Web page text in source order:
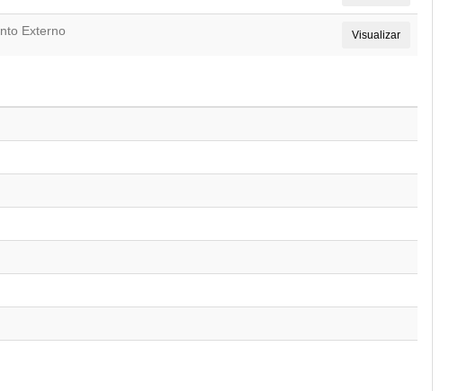
Externo Visualizar